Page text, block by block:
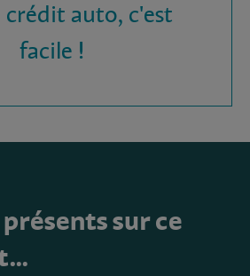
crédit auto, c'est
facile !
présents sur ce